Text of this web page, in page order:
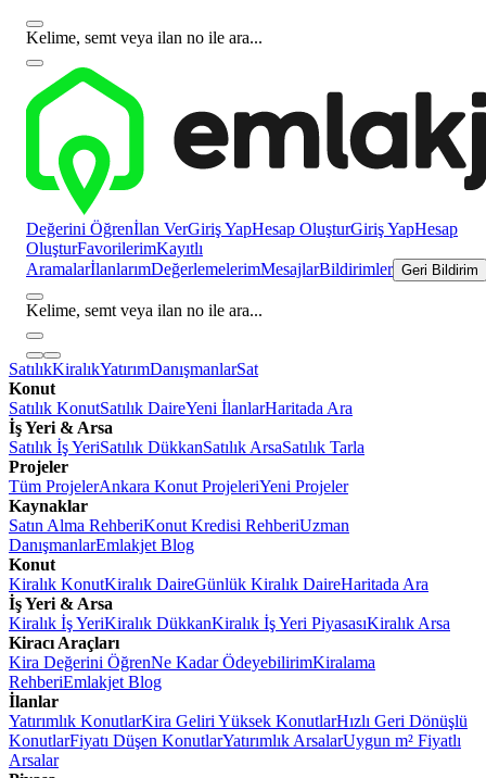
Kelime, semt veya ilan no ile ara...
Değerini Öğrenİlan VerGiriş YapHesap OluşturGiriş YapHesap
OluşturFavorilerimKayıtlı
AramalarİlanlarımDeğerlemelerimMesajlarBildirimler Geri Bildirim
Kelime, semt veya ilan no ile ara...
SatılıkKiralıkYatırımDanışmanlarSat
Konut
Satılık KonutSatılık DaireYeni İlanlarHaritada Ara
İş Yeri & Arsa
Satılık İş YeriSatılık DükkanSatılık ArsaSatılık Tarla
Projeler
Tüm ProjelerAnkara Konut ProjeleriYeni Projeler
Kaynaklar
Satın Alma RehberiKonut Kredisi RehberiUzman
DanışmanlarEmlakjet Blog
Konut
Kiralık KonutKiralık DaireGünlük Kiralık DaireHaritada Ara
İş Yeri & Arsa
Kiralık İş YeriKiralık DükkanKiralık İş Yeri PiyasasıKiralık Arsa
Kiracı Araçları
Kira Değerini ÖğrenNe Kadar ÖdeyebilirimKiralama
RehberiEmlakjet Blog
İlanlar
Yatırımlık KonutlarKira Geliri Yüksek KonutlarHızlı Geri Dönüşlü
KonutlarFiyatı Düşen KonutlarYatırımlık ArsalarUygun m² Fiyatlı
Arsalar